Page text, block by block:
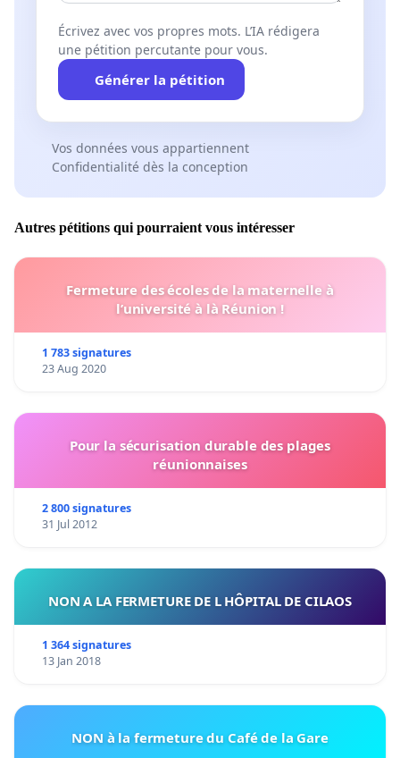
Écrivez avec vos propres mots. L’IA rédigera
une pétition percutante pour vous.
Générer la pétition
Vos données vous appartiennent
Confidentialité dès la conception
Autres pétitions qui pourraient vous intéresser
Fermeture des écoles de la maternelle à
l’université à là Réunion !
1 783 signatures
23 Aug 2020
Pour la sécurisation durable des plages
réunionnaises
2 800 signatures
31 Jul 2012
NON A LA FERMETURE DE L HÔPITAL DE CILAOS
1 364 signatures
13 Jan 2018
NON à la fermeture du Café de la Gare